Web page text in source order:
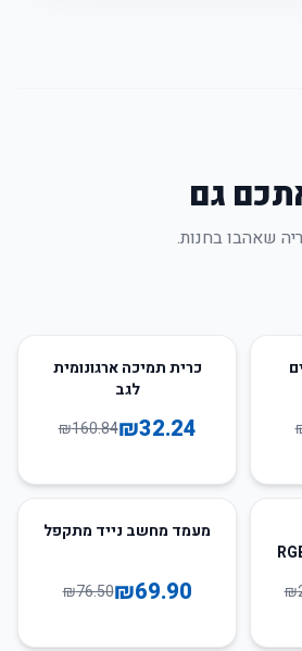
גם
שאהבו בחנות.
80
כרית תמיכה ארגונומית
לגב
₪32.24
₪160.84
₪
9%מעמד מחשב נייד מתקפל
₪69.90
₪76.50